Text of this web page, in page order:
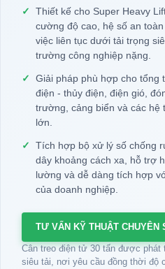
✓
Thiết kế cho Super Heavy
cường độ cao, hệ số an
việc liên tục dưới tải trọng
trường công nghiệp nặng.
✓
Giải pháp phù hợp cho tổng
điện - thủy điện, điện gió,
trường, cảng biển và các hệ
lớn.
✓
Tích hợp bộ xử lý số chống
dây khoảng cách xa, hỗ trợ
lường và dễ dàng tích hợp
của doanh nghiệp.
TƯ VẤN KỸ THUẬT CHUYÊN
Cân treo điện tử 30 tấn được phát
siêu tải, nơi yêu cầu đồng thời độ